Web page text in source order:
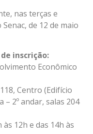
nas terças e
de 12 de maio
inscrição:
Econômico
Centro (Edifício
2º andar, salas 204
12h e das 14h às